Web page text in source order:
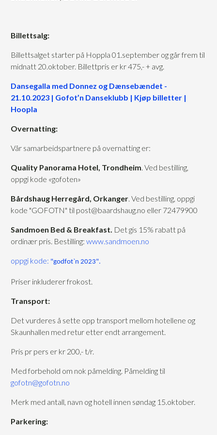
Billettsalg:
Billettsalget starter på Hoppla 01.september og går frem til
midnatt 20.oktober. Billettpris er kr 475,- + avg.
Dansegalla med Donnez og Dænsebændet -
21.10.2023 | Gofot’n Danseklubb | Kjøp billetter |
Hoopla
Overnatting:
Vår samarbeidspartnere på overnatting er:
Quality Panorama Hotel, Trondheim . Ved bestilling,
oppgi kode «gofoten»
Bårdshaug Herregård, Orkanger . Ved bestilling, oppgi
kode "GOFOTN" til post@baardshaug.no eller 72479900
Sandmoen Bed & Breakfast. Det gis 15% rabatt på
ordinær pris. Bestilling:www.sandmoen.no
oppgi kode: "godfot`n 2023".
Priser inkluderer frokost.
Transport:
Det vurderes å sette opp transport mellom hotellene og
Skaunhallen med retur etter endt arrangement.
Pris pr pers er kr 200,- t/r.
Med forbehold om nok påmelding. Påmelding til
gofotn@gofotn.no
Merk med antall, navn og hotell innen søndag 15.oktober.
Parkering: